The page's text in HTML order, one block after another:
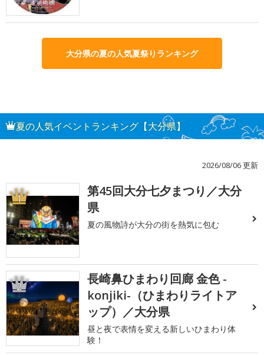
大分県の夏の人気夏祭りランキング
夏の人気イベントランキング【大分県】
2026/08/06 更新
1
第45回大分七夕まつり／大分
県
夏の風物詩が大分の街を熱気に包む
2
長崎鼻ひまわり回廊 金色 -
konjiki-（ひまわりライトア
ップ）／大分県
昼と夜で表情を変える新しいひまわり体
験！